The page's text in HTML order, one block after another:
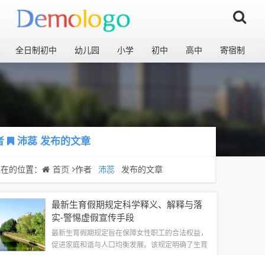
全日制初中 幼儿园 小学 初中 高中 寄宿制
沛蕊发布的文章
的位置： 首页 作者 沛蕊 发布的文章
最新生育假期规定科学释义、解释与落
实-警惕虚假宣传手段
最新生育假期规定旨在保障女性职工的合法权益，
促进家庭和谐与人口均衡发展。该规定明确了生育